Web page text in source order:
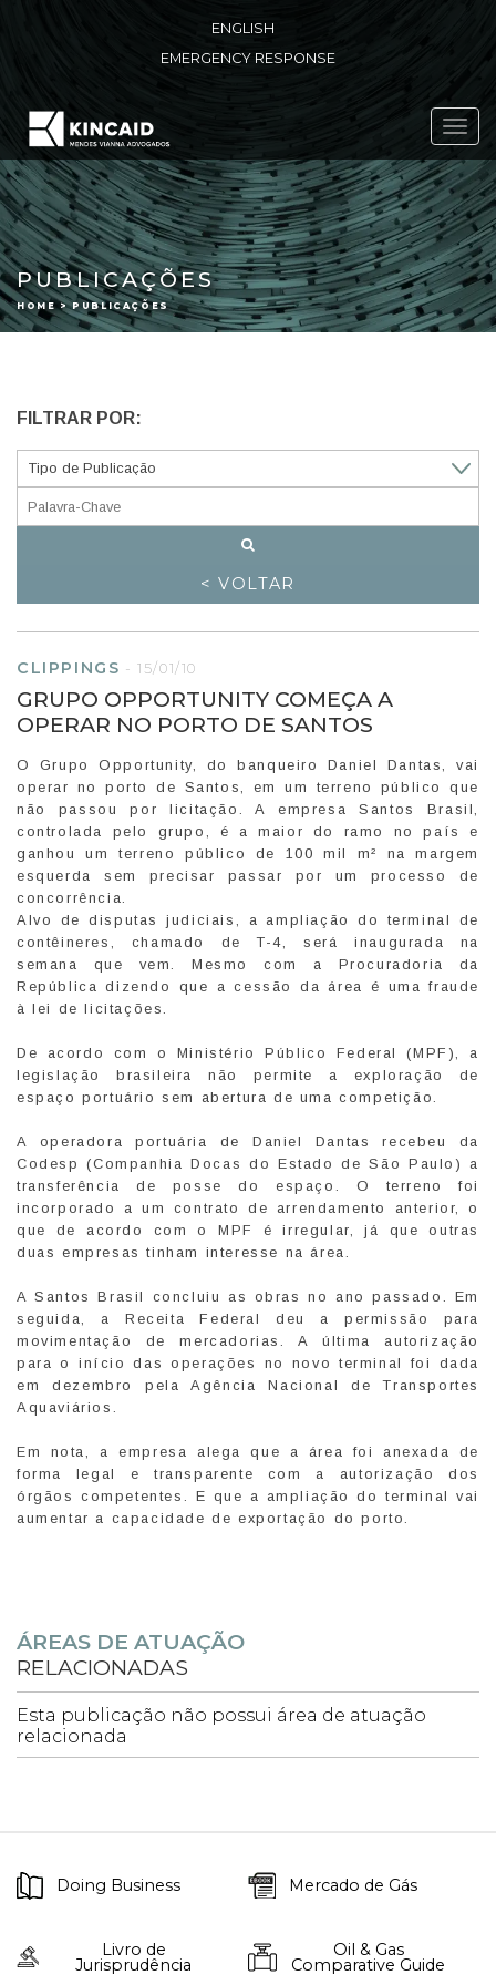
ENGLISH
EMERGENCY RESPONSE
PUBLICAÇÕES
HOME > PUBLICAÇÕES
FILTRAR POR:
< VOLTAR
CLIPPINGS -15/01/10
GRUPO OPPORTUNITY COMEÇA A
OPERAR NO PORTO DE SANTOS
O Grupo Opportunity, do banqueiro Daniel Dantas, vai
operar no porto de Santos, em um terreno público que
não passou por licitação. A empresa Santos Brasil,
controlada pelo grupo, é a maior do ramo no país e
ganhou um terreno público de 100 mil m² na margem
esquerda sem precisar passar por um processo de
concorrência.
Alvo de disputas judiciais, a ampliação do terminal de
contêineres, chamado de T-4, será inaugurada na
semana que vem. Mesmo com a Procuradoria da
República dizendo que a cessão da área é uma fraude
à lei de licitações.
De acordo com o Ministério Público Federal (MPF), a
legislação brasileira não permite a exploração de
espaço portuário sem abertura de uma competição.
A operadora portuária de Daniel Dantas recebeu da
Codesp (Companhia Docas do Estado de São Paulo) a
transferência de posse do espaço. O terreno foi
incorporado a um contrato de arrendamento anterior, o
que de acordo com o MPF é irregular, já que outras
duas empresas tinham interesse na área.
A Santos Brasil concluiu as obras no ano passado. Em
seguida, a Receita Federal deu a permissão para
movimentação de mercadorias. A última autorização
para o início das operações no novo terminal foi dada
em dezembro pela Agência Nacional de Transportes
Aquaviários.
Em nota, a empresa alega que a área foi anexada de
forma legal e transparente com a autorização dos
órgãos competentes. E que a ampliação do terminal vai
aumentar a capacidade de exportação do porto.
ÁREAS DE ATUAÇÃO
RELACIONADAS
Esta publicação não possui área de atuação
relacionada
Doing Business Mercado de Gás
Livro de
Jurisprudência
Oil & Gas
Comparative Guide